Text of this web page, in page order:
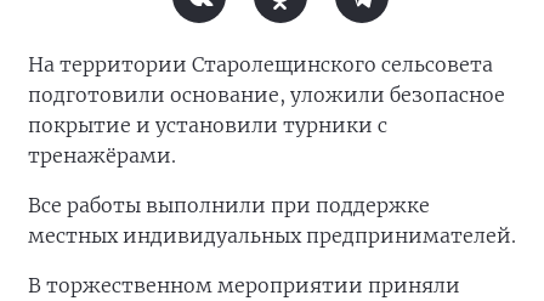
На территории Старолещинского сельсовета
подготовили основание, уложили безопасное
покрытие и установили турники с
тренажёрами.
Все работы выполнили при поддержке
местных индивидуальных предпринимателей.
В торжественном мероприятии приняли